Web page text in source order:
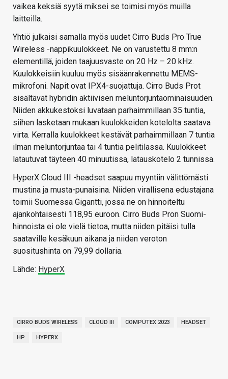
vaikea keksiä syytä miksei se toimisi myös muilla
laitteilla.
Yhtiö julkaisi samalla myös uudet Cirro Buds Pro True
Wireless -nappikuulokkeet. Ne on varustettu 8 mm:n
elementillä, joiden taajuusvaste on 20 Hz – 20 kHz.
Kuulokkeisiin kuuluu myös sisäänrakennettu MEMS-
mikrofoni. Napit ovat IPX4-suojattuja. Cirro Buds Prot
sisältävät hybridin aktiivisen meluntorjuntaominaisuuden.
Niiden akkukestoksi luvataan parhaimmillaan 35 tuntia,
siihen lasketaan mukaan kuulokkeiden kotelolta saatava
virta. Kerralla kuulokkeet kestävät parhaimmillaan 7 tuntia
ilman meluntorjuntaa tai 4 tuntia pelitilassa. Kuulokkeet
latautuvat täyteen 40 minuutissa, latauskotelo 2 tunnissa.
HyperX Cloud III -headset saapuu myyntiin välittömästi
mustina ja musta-punaisina. Niiden virallisena edustajana
toimii Suomessa Gigantti, jossa ne on hinnoiteltu
ajankohtaisesti 118,95 euroon. Cirro Buds Pron Suomi-
hinnoista ei ole vielä tietoa, mutta niiden pitäisi tulla
saataville kesäkuun aikana ja niiden veroton
suositushinta on 79,99 dollaria.
Lähde: HyperX
CIRRO BUDS WIRELESS CLOUD III COMPUTEX 2023 HEADSET
HP HYPERX